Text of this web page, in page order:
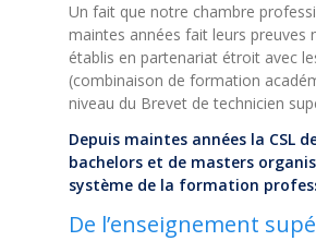
Un fait que notre chambre
maintes années fait leurs preuves
établis en partenariat étroit avec
(combinaison de formation
niveau du Brevet de technicien
Depuis maintes années la CSL
bachelors et de masters
système de la formation
De l’enseignement